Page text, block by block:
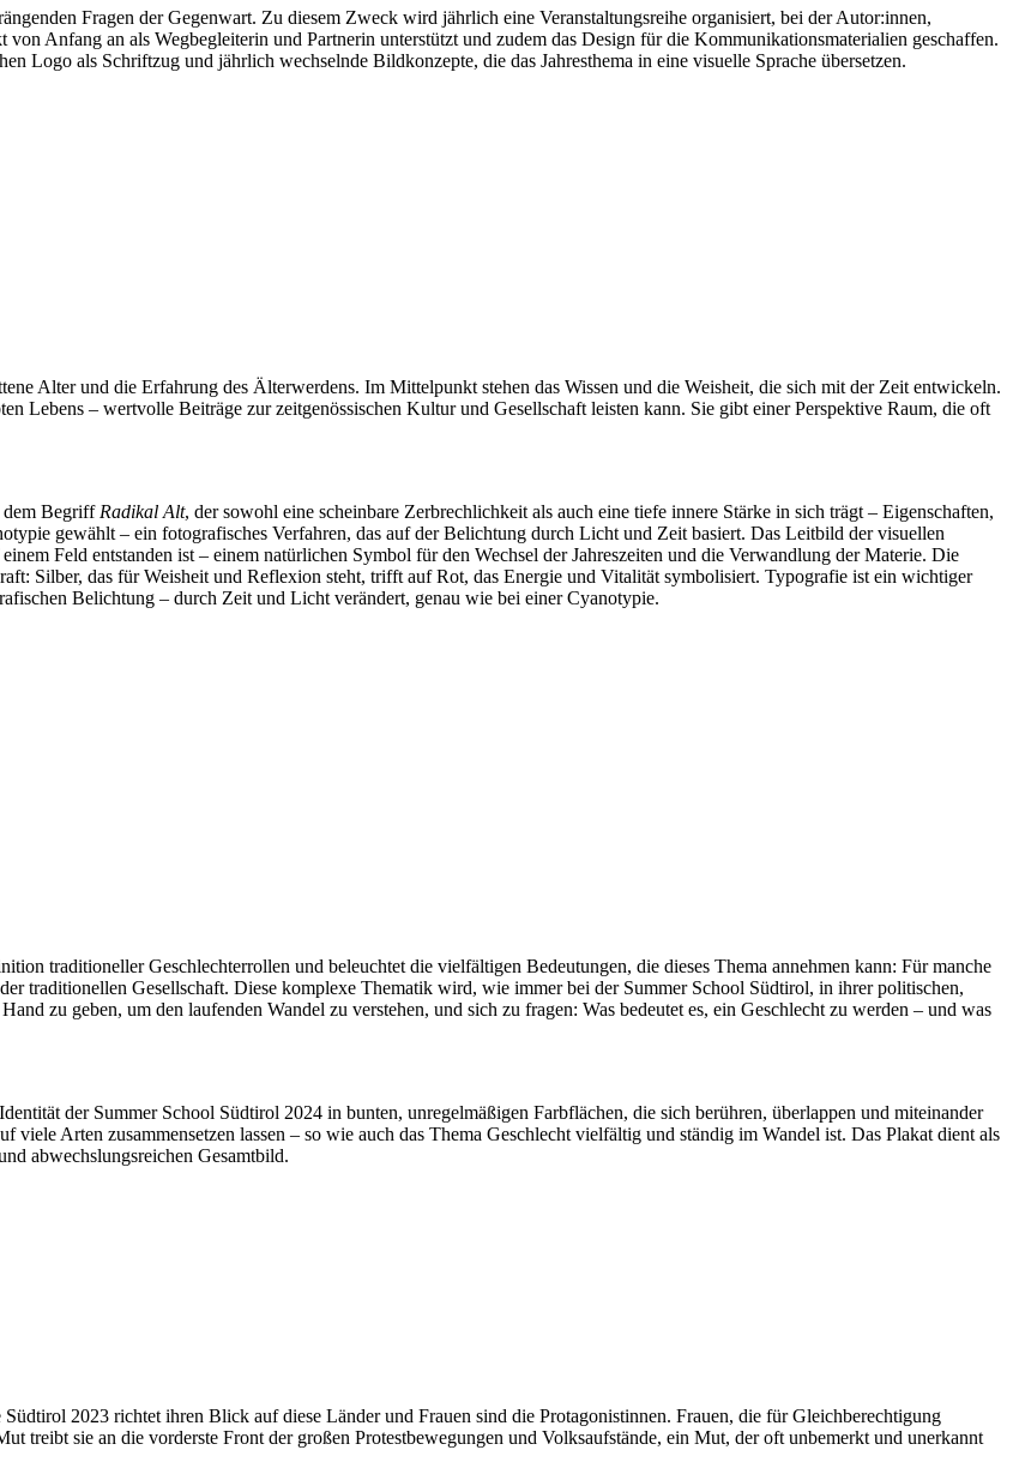
Fragen der Gegenwart. Zu diesem Zweck wird jährlich eine Veranstaltungsreihe organisiert, bei der Autor:innen,
Anfang an als Wegbegleiterin und Partnerin unterstützt und zudem das Design für die Kommunikationsmaterialien geschaffen.
Logo als Schriftzug und jährlich wechselnde Bildkonzepte, die das Jahresthema in eine visuelle Sprache übersetzen.
Alter und die Erfahrung des Älterwerdens. Im Mittelpunkt stehen das Wissen und die Weisheit, die sich mit der Zeit entwickeln.
Lebens – wertvolle Beiträge zur zeitgenössischen Kultur und Gesellschaft leisten kann. Sie gibt einer Perspektive Raum, die oft
dem Begriff Radikal Alt, der sowohl eine scheinbare Zerbrechlichkeit als auch eine tiefe innere Stärke in sich trägt – Eigenschaften,
gewählt – ein fotografisches Verfahren, das auf der Belichtung durch Licht und Zeit basiert. Das Leitbild der visuellen
Feld entstanden ist – einem natürlichen Symbol für den Wechsel der Jahreszeiten und die Verwandlung der Materie. Die
Silber, das für Weisheit und Reflexion steht, trifft auf Rot, das Energie und Vitalität symbolisiert. Typografie ist ein wichtiger
Belichtung – durch Zeit und Licht verändert, genau wie bei einer Cyanotypie.
traditioneller Geschlechterrollen und beleuchtet die vielfältigen Bedeutungen, die dieses Thema annehmen kann: Für manche
traditionellen Gesellschaft. Diese komplexe Thematik wird, wie immer bei der Summer School Südtirol, in ihrer politischen,
zu geben, um den laufenden Wandel zu verstehen, und sich zu fragen: Was bedeutet es, ein Geschlecht zu werden – und was
der Summer School Südtirol 2024 in bunten, unregelmäßigen Farbflächen, die sich berühren, überlappen und miteinander
viele Arten zusammensetzen lassen – so wie auch das Thema Geschlecht vielfältig und ständig im Wandel ist. Das Plakat dient als
abwechslungsreichen Gesamtbild.
2023 richtet ihren Blick auf diese Länder und Frauen sind die Protagonistinnen. Frauen, die für Gleichberechtigung
treibt sie an die vorderste Front der großen Protestbewegungen und Volksaufstände, ein Mut, der oft unbemerkt und unerkannt